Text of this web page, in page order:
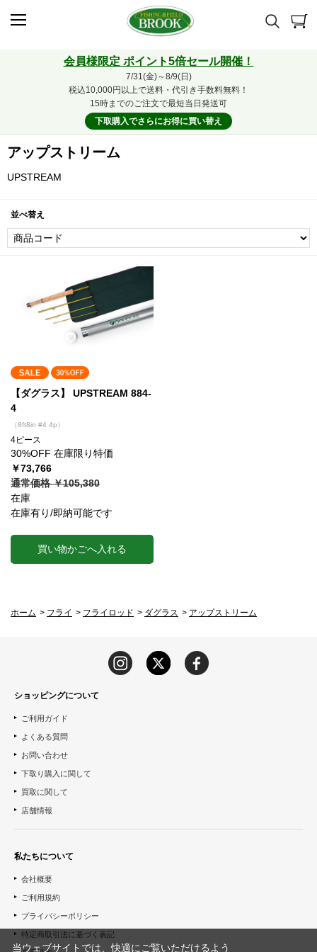
会員様限定 ポイント5倍セール開催！
7/31(金)～8/9(日)
税込10,000円以上で送料・代引き手数料無料！
15時までのご注文で最短当日発送可
下取購入でさらにお得に買い替え
アップストリーム
UPSTREAM
並べ替え
【ダグラス】 UPSTREAM 884-
4
（8ft8in #4 4p）
4ピース
30%OFF 在庫限り特価
￥73,766
通常価格 ￥105,380
在庫
在庫有り/即納可能です
買い物かごへ入れる
ホーム > フライ > フライロッド > ダグラス > アップストリーム
ショッピングについて
ご利用ガイド
よくある質問
お問い合わせ
下取り購入に関して
買取に関して
店舗情報
私たちについて
会社概要
ご利用規約
プライバシーポリシー
特定商取引法に基づく表記
当ウェブサイトでは、快適にご覧いただけるよう